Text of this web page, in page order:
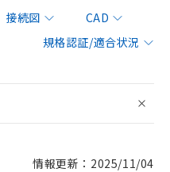
接続図
CAD
規格認証/適合状況
情報更新：2025/11/04